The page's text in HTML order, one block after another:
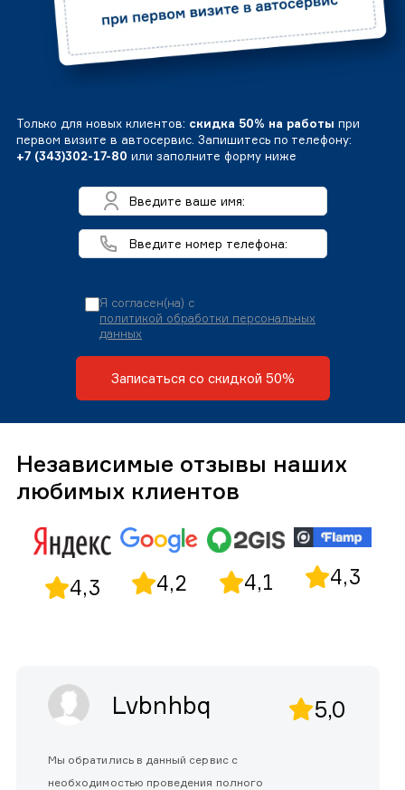
Только для новых клиентов: скидка 50% на работы при
первом визите в автосервис. Запишитесь по телефону:
+7 (343)302-17-80 или заполните форму ниже
Я согласен(на) с
политикой обработки персональных
данных
Записаться со скидкой 50%
Независимые отзывы наших
любимых клиентов
4,3 4,2 4,1 4,3
Lvbnhbq 5,0
Мы обратились в данный сервис с
необходимостью проведения полного